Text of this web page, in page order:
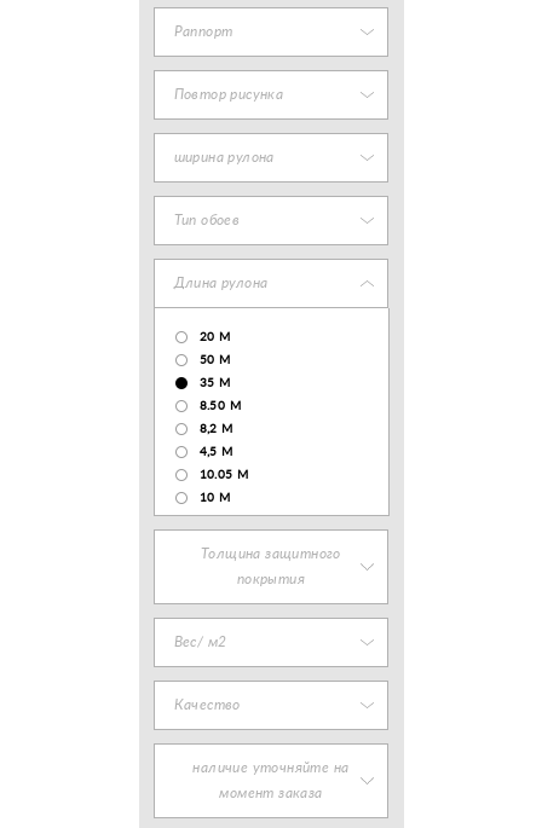
Раппорт
Повтор рисунка
ширина рулона
Тип обоев
Длина рулона
20 М
50 М
35 М
8.50 М
8,2 М
4,5 М
10.05 М
10 М
Толщина защитного
покрытия
Вес/ м2
Качество
наличие уточняйте на
момент заказа